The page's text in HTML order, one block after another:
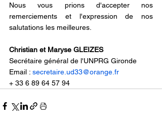
Nous vous prions d'accepter nos
remerciements et l'expression de nos
salutations les meilleures.
Christian et Maryse GLEIZES
Secrétaire général de l'UNPRG Gironde
Email : secretaire.ud33@orange.fr
+ 33 6 89 64 57 94